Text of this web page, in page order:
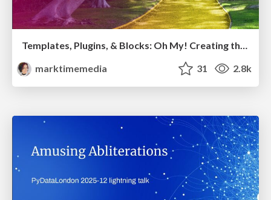
Templates, Plugins, & Blocks: Oh My! Creating the theme that thinks of everything
marktimemedia
31 2.8k